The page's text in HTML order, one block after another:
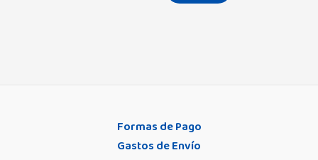
Formas de Pago
Gastos de Envío